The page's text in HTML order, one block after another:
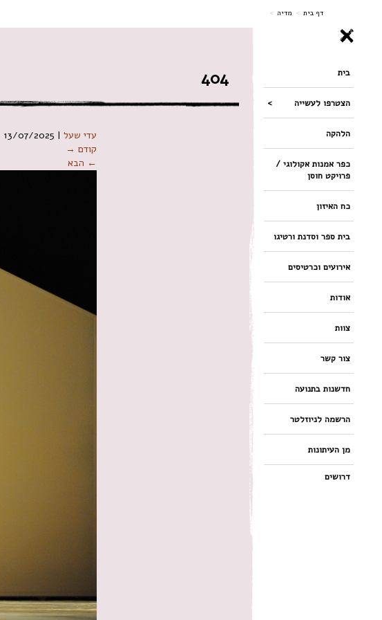
דף בית > מדיה >
בית
הצטרפו לעשייה
הלהקה
כפר אמנות אקולוגי /
פרויקט חוסן
כח האיזון
בית ספר וסדנת ורטיגו
אירועים וכרטיסים
אודות
צוות
צור קשר
חדשנות בתנועה
הרשמה לניוזלטר
מן העיתונות
דרושים
404
עדי שעל |
13/07/2025
קודם →
← הבא